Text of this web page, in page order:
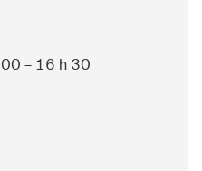
– 16 h 30